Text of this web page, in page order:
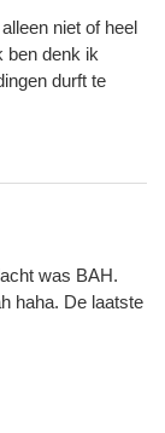
niet of heel
ben denk ik
durft te
was BAH.
haha. De laatste